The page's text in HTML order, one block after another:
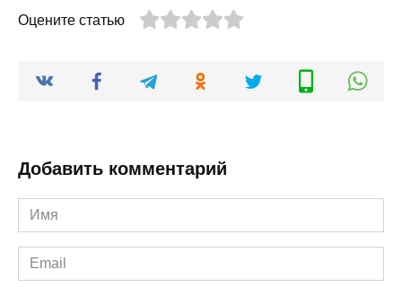
Оцените статью
Добавить комментарий
Имя
*
Email
*